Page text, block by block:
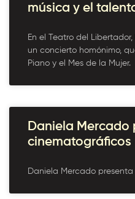
música y el
En el Teatro del
un concierto homónimo,
Piano y el Mes de la Mujer.
Daniela Mercado
cinematográficos
Daniela Mercado